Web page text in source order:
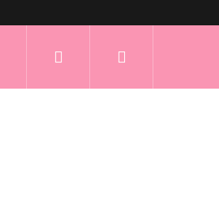
Prihlásenie